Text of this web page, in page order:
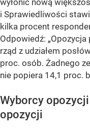
i Sprawiedliwości
kilka procent
Odpowiedź:
rząd z udziałem
proc. osób. Żadnego
nie popiera 14,1 proc.
Wyborcy
opozycji